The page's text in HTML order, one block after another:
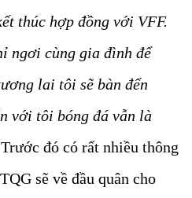
thúc hợp đồng với VFF.
ngơi cùng gia đình để
lai tôi sẽ bàn đến
với tôi bóng đá vẫn là
Trước đó có rất nhiều thông
sẽ về đầu quân cho